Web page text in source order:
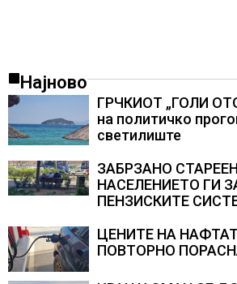
Најново
ГРЧКИОТ „ГОЛИ
на политичко
светилиште
ЗАБРЗАНО
НАСЕЛЕНИЕТО ГИ
ПЕНЗИСКИТЕ
ЦЕНИТЕ НА
ПОВТОРНО